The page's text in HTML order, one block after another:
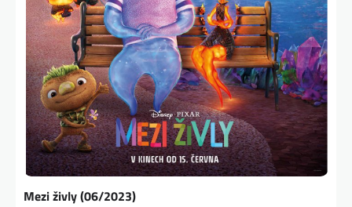
Mezi živly (06/2023)